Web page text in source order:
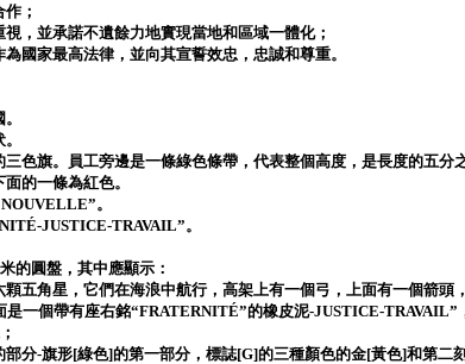
；
，並承諾不遺餘力地實現當地和區域一體化；
國家最高法律，並向其宣誓效忠，忠誠和尊重。
色旗。員工旁邊是一條綠色條帶，代表整個高度，是長度的五分
的一條為紅色。
。
JUSTICE-TRAVAIL”。
的圓盤，其中應顯示：
五角星，它們在海浪中航行，高架上有一個弓，上面有一個箭頭
是一個帶有座右銘“FRATERNITÉ”的橡皮泥-JUSTICE-TRAVAIL”
分-旗形[綠色]的第一部分，標誌[G]的三種​​顏色的金[黃色]和第二